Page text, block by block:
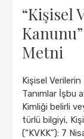
“Kişisel
Metni
Kişisel
Tanımlar İşbu
Kimliği belirli
türlü bilgiyi,
(“KVKK”): 7